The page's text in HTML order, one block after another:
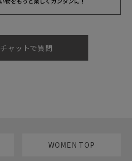
チャットで質問
WOMEN TOP